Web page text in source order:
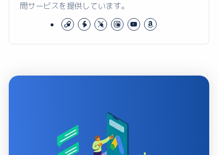
問サービスを提供しています。